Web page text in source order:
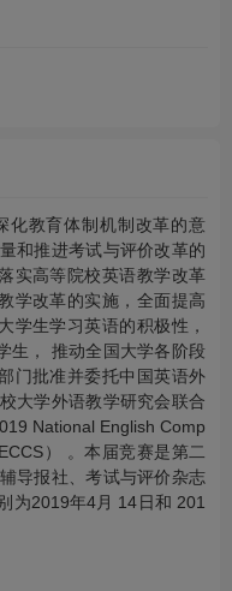
化教育体制机制改革的意
和推进考试与评价改革的
实高等院校英语教学改革
学改革的实施，全面提高
学生学习英语的积极性，
生， 推动全国大学各阶段
门批准并委托中国英语外
大学外语教学研究会联合
National English Comp
） 。本届竞赛是第二
导报社、考试与评价杂志
为2019年4月 14日和 201